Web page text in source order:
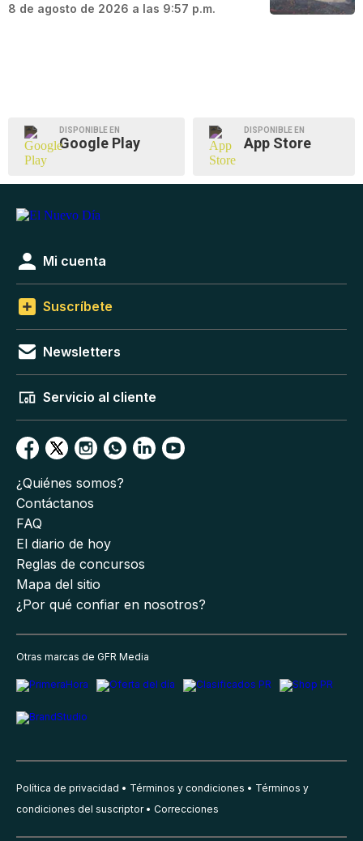
8 de agosto de 2026 a las 9:57 p.m.
DISPONIBLE EN
Google Play
DISPONIBLE EN
App Store
Mi cuenta
Suscríbete
Newsletters
Servicio al cliente
¿Quiénes somos?
Contáctanos
FAQ
El diario de hoy
Reglas de concursos
Mapa del sitio
¿Por qué confiar en nosotros?
Otras marcas de GFR Media
Política de privacidad Términos y condiciones
Términos y
condiciones del suscriptor
Correcciones